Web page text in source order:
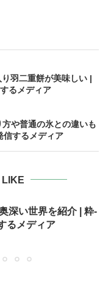
羽二重餅が美味しい |
るメディア
や普通の氷との違いも
信するメディア
LIKE
深い世界を紹介 | 粋-
るメディア